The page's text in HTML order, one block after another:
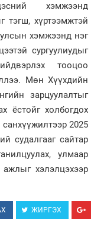
хэмжээнд
тэгш, хүртээмжтэй
хэмжээнд нэг
сургуулиудыг
тооцоо
Мөн Хүүхдийн
зарцуулалтыг
ёстойг холбогдох
2025
судалгааг сайтар
улмаар
ажлыг хэлэлцэхээр
ЖИРГЭХ